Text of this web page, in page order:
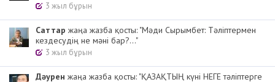
3 жыл бұрын
Cаттар жаңа жазба қосты: "Мәди Сырымбет: Тәліптермен
кездесудің не мәні бар?..."
3 жыл бұрын
Дәурен жаңа жазба қосты: "ҚАЗАҚТЫҢ күні НЕГЕ тәліптерге